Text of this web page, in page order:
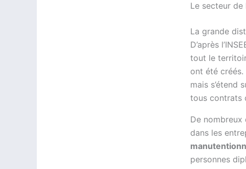
Le secteur
La grande
D’après
tout le
ont été créés.
mais s’étend
tous contrats
De nombreux
dans les
personnes